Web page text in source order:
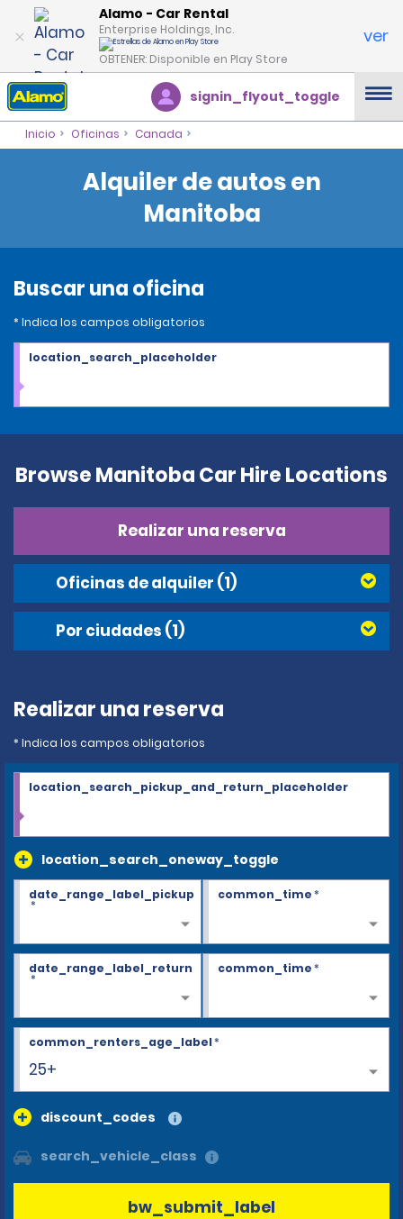
Alamo - Car Rental
Enterprise Holdings, Inc.
OBTENER: Disponible en Play Store
ver
signin_flyout_toggle
Inicio Oficinas Canada
Alquiler de autos en
Manitoba
Buscar una oficina
* Indica los campos obligatorios
location_search_placeholder
Browse Manitoba Car Hire Locations
Realizar una reserva
Oficinas de alquiler (1)
Por ciudades (1)
Realizar una reserva
* Indica los campos obligatorios
location_search_oneway_toggle
location_search_pickup_and_return_placeholder
date_range_label_pickup
*
common_time*
date_range_label_return
*
common_time*
25+
common_renters_age_label*
discount_codes
search_vehicle_class
bw_submit_label